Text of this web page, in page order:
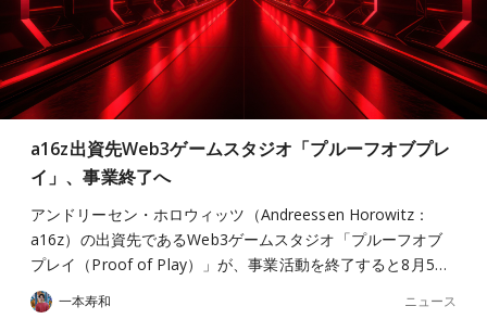
a16z出資先Web3ゲームスタジオ「プルーフオブプレ
イ」、事業終了へ
アンドリーセン・ホロウィッツ（Andreessen Horowitz：
a16z）の出資先であるWeb3ゲームスタジオ「プルーフオブ
プレイ（Proof of Play）」が、事業活動を終了すると8月5…
一本寿和 ニュース